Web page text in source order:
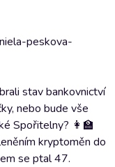
peskova-
stav bankovnictví
nebo bude vše
Spořitelny? 👩‍🏫
kryptoměn do
se ptal 47.